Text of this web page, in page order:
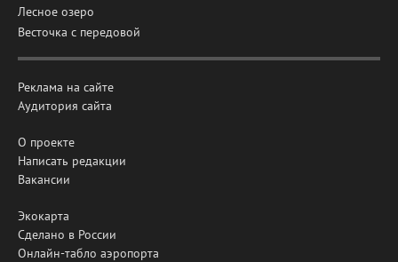
Лесное озеро
Весточка с передовой
Реклама на сайте
Аудитория сайта
О проекте
Написать редакции
Вакансии
Экокарта
Сделано в России
Онлайн-табло аэропорта